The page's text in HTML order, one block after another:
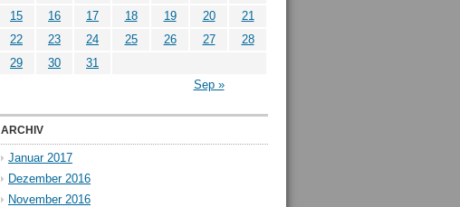
Sep »
15
16 17 18 19 20
21
22
23 24 25 26 27
28
29
30 31
ARCHIV
Januar 2017
Dezember 2016
November 2016